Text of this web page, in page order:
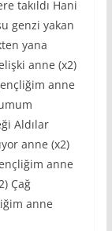
takıldı Hani
genzi yakan
yana
anne (x2)
anne
Aldılar
anne (x2)
anne
Çağ
anne